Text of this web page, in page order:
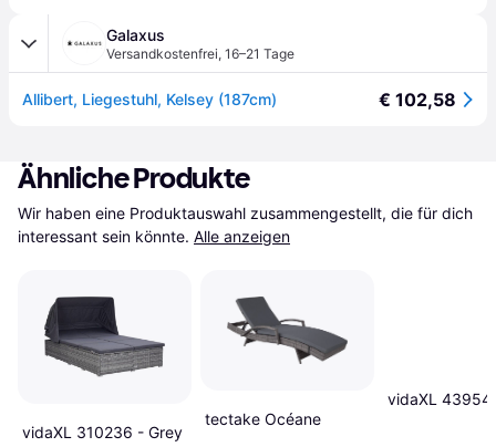
Galaxus
Versandkostenfrei, 16–21 Tage
Allibert, Liegestuhl, Kelsey (187cm) € 102,58
Ähnliche Produkte
Wir haben eine Produktauswahl zusammengestellt, die für dich
interessant sein könnte. Alle anzeigen
vidaXL 310236 - Grey
tectake Océane
vidaXL 43954